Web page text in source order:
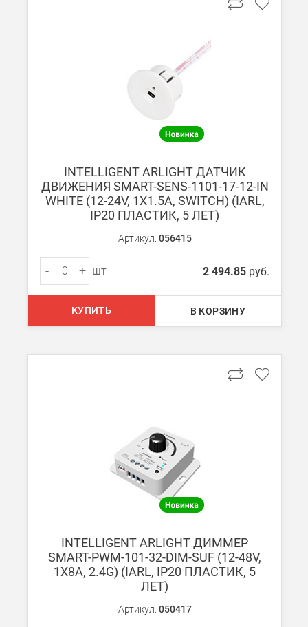
При заказе менее 7000 руб. стоимость доставки 750 руб. +
БЕСПЛАТНАЯ доставка при сумме заказа от 7000 руб.
При заказе менее 7000 руб. стоимость доставки
Мы можем доставить ваши заказы сервисом компании
Транспортные компании
Мы можем отправить ваш заказ транспортной компанией в
Доставка до ТК от 7000 руб. БЕСПЛАТНО.
Подробнее обоплате и доставке
INTELLIGENT ARLIGHT ДАТЧИК
ДВИЖЕНИЯ SMART-SENS-1101-17-12-IN
WHITE (12-24V, 1X1.5A, SWITCH) (IARL,
IP20 ПЛАСТИК, 5 ЛЕТ)
Артикул: 056415
- + шт 2 494.85 руб.
КУПИТЬ В КОРЗИНУ
INTELLIGENT ARLIGHT ДИММЕР
SMART-PWM-101-32-DIM-SUF (12-48V,
1X8A, 2.4G) (IARL, IP20 ПЛАСТИК, 5
ЛЕТ)
Артикул: 050417